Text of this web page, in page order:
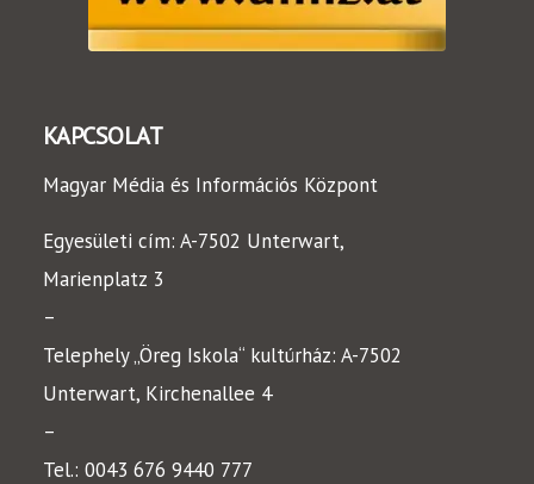
KAPCSOLAT
Magyar Média és Információs Központ
Egyesületi cím: A-7502 Unterwart,
Marienplatz 3
–
Telephely „Öreg Iskola“ kultúrház: A-7502
Unterwart, Kirchenallee 4
–
Tel.: 0043 676 9440 777